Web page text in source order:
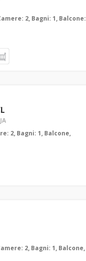
2, Bagni: 1, Balcone:
2, Bagni: 1, Balcone,
2, Bagni: 1, Balcone,